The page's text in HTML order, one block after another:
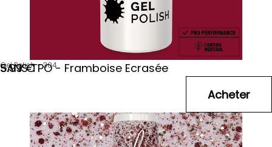
Gel Polish - 304
SANS TPO - Framboise Ecrasée
5.99 €